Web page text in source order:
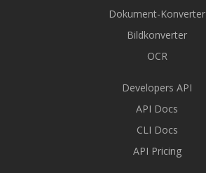
Dokument-Konverter
Bildkonverter
OCR
Developers API
API Docs
CLI Docs
API Pricing